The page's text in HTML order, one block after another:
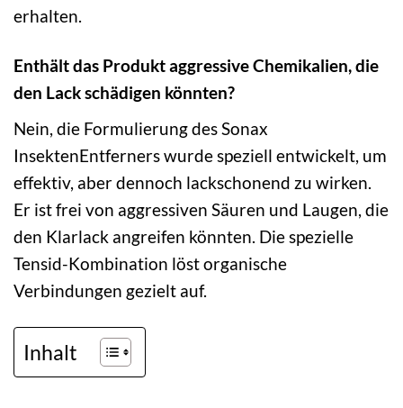
erhalten.
Enthält das Produkt aggressive Chemikalien, die
den Lack schädigen könnten?
Nein, die Formulierung des Sonax
InsektenEntferners wurde speziell entwickelt, um
effektiv, aber dennoch lackschonend zu wirken.
Er ist frei von aggressiven Säuren und Laugen, die
den Klarlack angreifen könnten. Die spezielle
Tensid-Kombination löst organische
Verbindungen gezielt auf.
Inhalt